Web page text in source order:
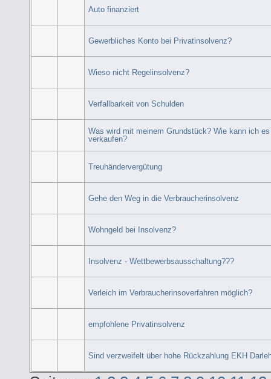
Auto finanziert
Gewerbliches Konto bei Privatinsolvenz?
Wieso nicht Regelinsolvenz?
Verfallbarkeit von Schulden
Was wird mit meinem Grundstück? Wie kann ich es
verkaufen?
Treuhändervergütung
Gehe den Weg in die Verbraucherinsolvenz
Wohngeld bei Insolvenz?
Insolvenz - Wettbewerbsausschaltung???
Verleich im Verbraucherinsoverfahren möglich?
empfohlene Privatinsolvenz
Sind verzweifelt über hohe Rückzahlung EKH